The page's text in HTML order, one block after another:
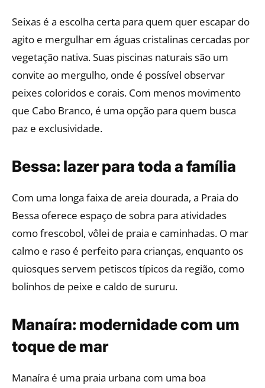
Seixas é a escolha certa para quem quer escapar do
agito e mergulhar em águas cristalinas cercadas por
vegetação nativa. Suas piscinas naturais são um
convite ao mergulho, onde é possível observar
peixes coloridos e corais. Com menos movimento
que Cabo Branco, é uma opção para quem busca
paz e exclusividade.
Bessa: lazer para toda a família
Com uma longa faixa de areia dourada, a Praia do
Bessa oferece espaço de sobra para atividades
como frescobol, vôlei de praia e caminhadas. O mar
calmo e raso é perfeito para crianças, enquanto os
quiosques servem petiscos típicos da região, como
bolinhos de peixe e caldo de sururu.
Manaíra: modernidade com um
toque de mar
Manaíra é uma praia urbana com uma boa